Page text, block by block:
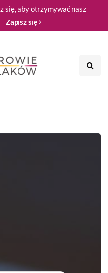
się, aby otrzymywać nasz
Zapisz się